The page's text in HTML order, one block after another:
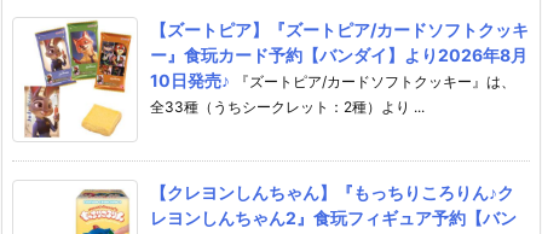
【ズートピア】『ズートピア/カードソフトクッキ
ー』食玩カード予約【バンダイ】より2026年8月
10日発売♪
『ズートピア/カードソフトクッキー』は、
全33種（うちシークレット：2種）より ...
【クレヨンしんちゃん】『もっちりころりん♪ク
レヨンしんちゃん2』食玩フィギュア予約【バン